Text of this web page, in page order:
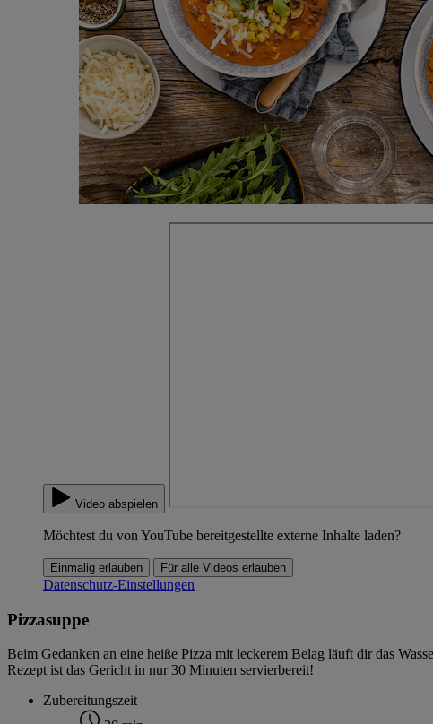
Video abspielen
Möchtest du von YouTube bereitgestellte externe Inhalte laden?
Einmalig erlauben Für alle Videos erlauben
Datenschutz-Einstellungen
Pizzasuppe
Beim Gedanken an eine heiße Pizza mit leckerem Belag läuft dir das
Rezept ist das Gericht in nur 30 Minuten servierbereit!
Zubereitungszeit